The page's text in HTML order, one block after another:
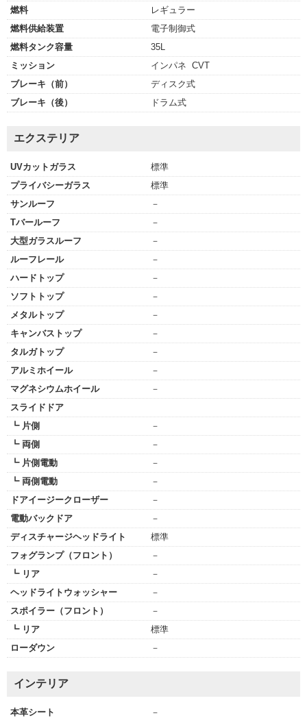
燃料
レギュラー
燃料供給装置
電子制御式
燃料タンク容量
35L
ミッション
インパネ CVT
ブレーキ（前）
ディスク式
ブレーキ（後）
ドラム式
エクステリア
UVカットガラス
標準
プライバシーガラス
標準
サンルーフ
－
Tバールーフ
－
大型ガラスルーフ
－
ルーフレール
－
ハードトップ
－
ソフトトップ
－
メタルトップ
－
キャンバストップ
－
タルガトップ
－
アルミホイール
－
マグネシウムホイール
－
スライドドア
┗ 片側
－
┗ 両側
－
┗ 片側電動
－
┗ 両側電動
－
ドアイージークローザー
－
電動バックドア
－
ディスチャージヘッドライト
標準
フォグランプ（フロント）
－
┗ リア
－
ヘッドライトウォッシャー
－
スポイラー（フロント）
－
┗ リア
標準
ローダウン
－
インテリア
本革シート
－